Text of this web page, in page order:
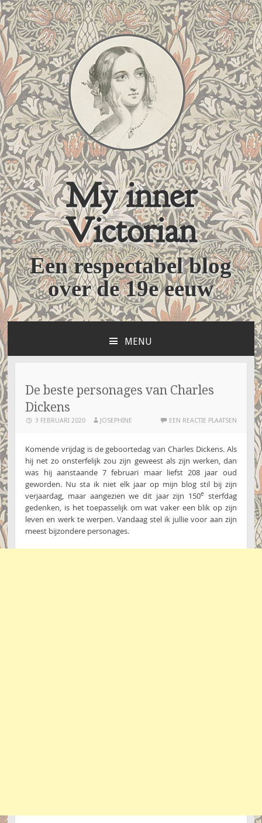
My inner
Victorian
Een respectabel blog
over de 19e eeuw
MENU
SPRINGEN
De beste personages van Charles
Dickens
3 FEBRUARI 2020 JOSEPHINE EEN REACTIE PLAATSEN
Komende vrijdag is de geboortedag van Charles Dickens. Als
hij net zo onsterfelijk zou zijn geweest als zijn werken, dan
was hij aanstaande 7 februari maar liefst 208 jaar oud
geworden. Nu sta ik niet elk jaar op mijn blog stil bij zijn
verjaardag, maar aangezien we dit jaar zijn 150e
sterfdag
gedenken, is het toepasselijk om wat vaker een blik op zijn
leven en werk te werpen. Vandaag stel ik jullie voor aan zijn
meest bijzondere personages.